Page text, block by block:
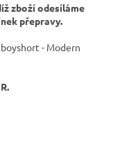
zboží odesíláme
přepravy.
- Modern